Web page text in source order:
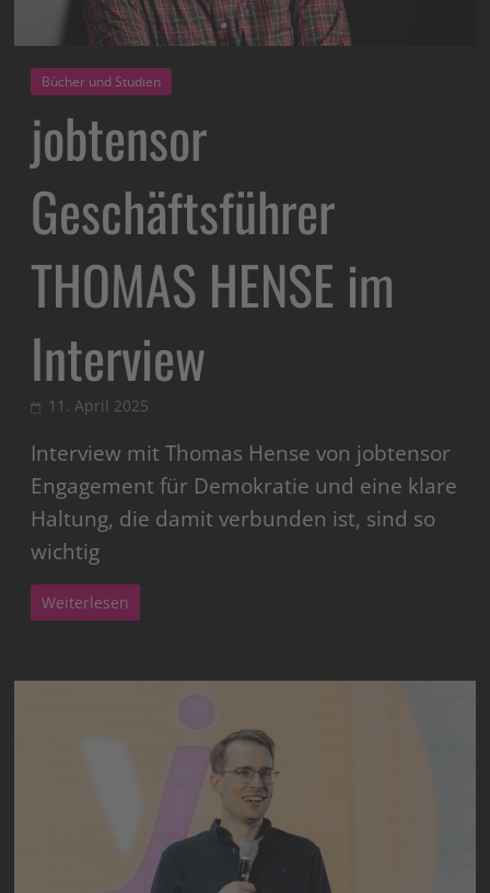
Bücher und Studien
jobtensor
Geschäftsführer
THOMAS HENSE im
Interview
11. April 2025
Interview mit Thomas Hense von jobtensor
Engagement für Demokratie und eine klare
Haltung, die damit verbunden ist, sind so
wichtig
Weiterlesen